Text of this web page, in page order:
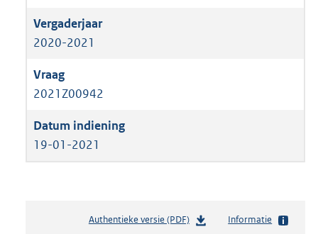
2020-2021
2021Z00942
19-01-2021
Authentieke versie (PDF)b
Informatie